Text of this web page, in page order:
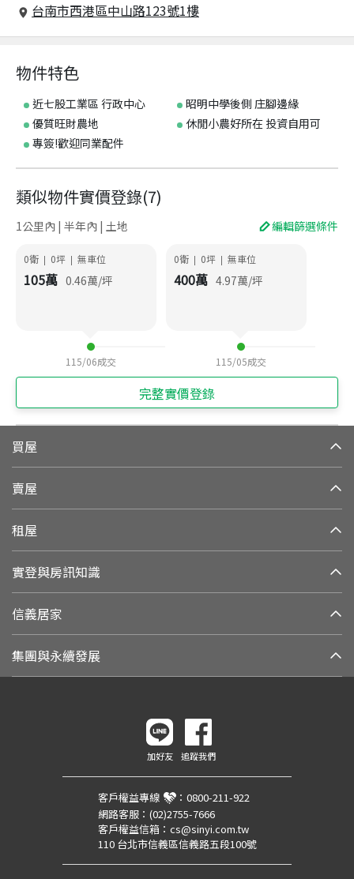
台南市西港區中山路123號1樓
物件特色
近七股工業區 行政中心
昭明中學後側 庄腳邊緣
優質旺財農地
休閒小農好所在 投資自用可
專簽!歡迎同業配件
類似物件實價登錄(7)
1公里內 | 半年內 | 土地 編輯篩選條件
0衛 | 0坪 | 無車位
105萬 0.46萬/坪
115/06成交
0衛 | 0坪 | 無車位
400萬 4.97萬/坪
115/05成交
完整實價登錄
買屋
賣屋
租屋
實登與房訊知識
信義居家
集團與永續發展
加好友 追蹤我們
客戶權益專線 ： 0800-211-922
網路客服： (02)2755-7666
客戶權益信箱： cs@sinyi.com.tw
110 台北市信義區信義路五段100號